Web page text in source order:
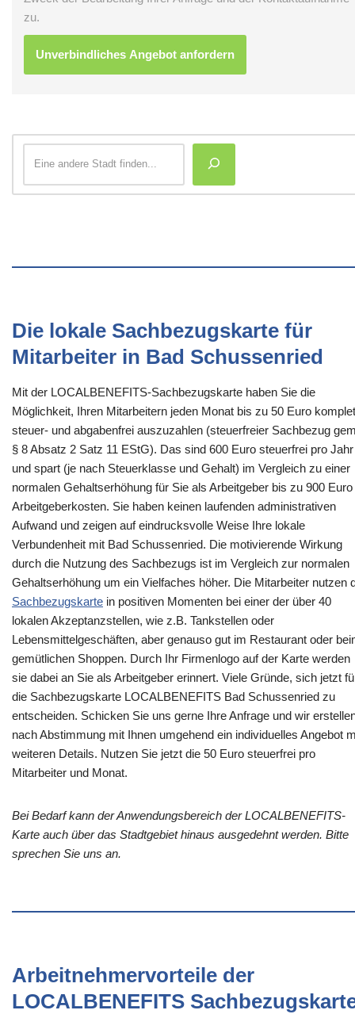
zu.
Die lokale Sachbezugskarte für
Mitarbeiter in Bad Schussenried
Mit der LOCALBENEFITS-Sachbezugskarte haben Sie die
Möglichkeit, Ihren Mitarbeitern jeden Monat bis zu 50 Euro
steuer- und abgabenfrei auszuzahlen (steuerfreier Sachbezug
§ 8 Absatz 2 Satz 11 EStG). Das sind 600 Euro steuerfrei pro Jahr
und spart (je nach Steuerklasse und Gehalt) im Vergleich zu einer
normalen Gehaltserhöhung für Sie als Arbeitgeber bis zu 900 Euro
Arbeitgeberkosten. Sie haben keinen laufenden administrativen
Aufwand und zeigen auf eindrucksvolle Weise Ihre lokale
Verbundenheit mit Bad Schussenried. Die motivierende Wirkung
durch die Nutzung des Sachbezugs ist im Vergleich zur normalen
Gehaltserhöhung um ein Vielfaches höher. Die Mitarbeiter nutzen
Sachbezugskarte in positiven Momenten bei einer der über 40
lokalen Akzeptanzstellen, wie z.B. Tankstellen oder
Lebensmittelgeschäften, aber genauso gut im Restaurant oder
gemütlichen Shoppen. Durch Ihr Firmenlogo auf der Karte werden
sie dabei an Sie als Arbeitgeber erinnert. Viele Gründe, sich jetzt
die Sachbezugskarte LOCALBENEFITS Bad Schussenried zu
entscheiden. Schicken Sie uns gerne Ihre Anfrage und wir
nach Abstimmung mit Ihnen umgehend ein individuelles Angebot
weiteren Details. Nutzen Sie jetzt die 50 Euro steuerfrei pro
Mitarbeiter und Monat.
Bei Bedarf kann der Anwendungsbereich der LOCALBENEFITS-
Karte auch über das Stadtgebiet hinaus ausgedehnt werden. Bitte
sprechen Sie uns an.
Arbeitnehmervorteile der
LOCALBENEFITS